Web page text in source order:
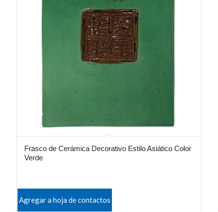
Frasco de Cerámica Decorativo Estilo Asiático Color
Verde
Agregar a hoja de contactos